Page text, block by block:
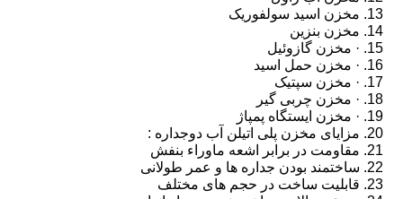
مخزن اسید سولفوریک
مخزن بنزین
· مخزن گازوئیل
· مخزن حمل اسید
· مخزن سپتیک
· مخزن چربی گیر
· مخزن ایستگاه پمپاژ
مزایای مخزن پلی اتیلن آب دوجداره :
مقاومت در برابر اشعه ماوراء بنفش
ساختمند بودن جداره ها و عمر طولانی
قابلیت ساخت در حجم های مختلف